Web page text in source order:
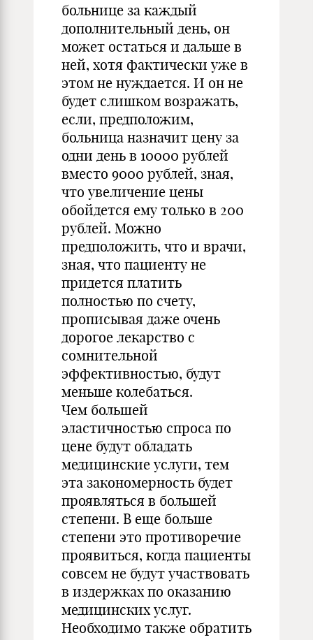
больнице за каждый
дополнительный день, он
может остаться и дальше в
ней, хотя фактически уже в
этом не нуждается. И он не
будет слишком возражать,
если, предположим,
больница назначит цену за
одни день в 10000 рублей
вместо 9000 рублей, зная,
что увеличение цены
обойдется ему только в 200
рублей. Можно
предположить, что и врачи,
зная, что пациенту не
придется платить
полностью по счету,
прописывая даже очень
дорогое лекарство с
сомнительной
эффективностью, будут
меньше колебаться.
Чем большей
эластичностью спроса по
цене будут обладать
медицинские услуги, тем
эта закономерность будет
проявляться в большей
степени. В еще больше
степени это противоречие
проявиться, когда пациенты
совсем не будут участвовать
в издержках по оказанию
медицинских услуг.
Необходимо также обратить